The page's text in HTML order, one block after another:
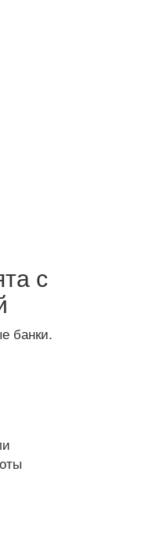
с
банки.